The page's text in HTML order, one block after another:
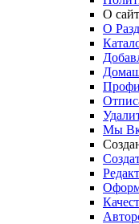
О
О
Мы